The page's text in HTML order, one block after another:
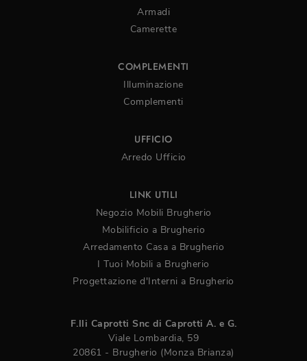
Armadi
Camerette
COMPLEMENTI
Illuminazione
Complementi
UFFICIO
Arredo Ufficio
LINK UTILI
Negozio Mobili Brugherio
Mobilificio a Brugherio
Arredamento Casa a Brugherio
I Tuoi Mobili a Brugherio
Progettazione d'Interni a Brugherio
F.lli Caprotti Snc di Caprotti A. e G.
Viale Lombardia, 59
20861 - Brugherio (Monza Brianza)